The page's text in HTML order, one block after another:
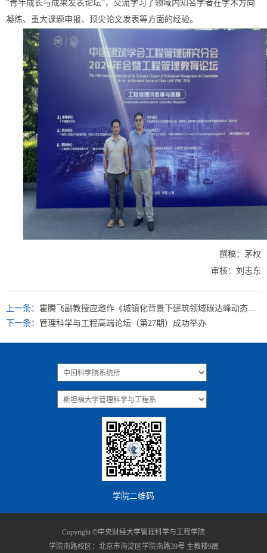
“青年成长与成果发表论坛”，交流学习了领域内知名学者在学术方向
凝练、重大课题申报、顶尖论文发表等方面的经验。
撰稿：茅权
审核：刘志东
上一条： 霍腾飞副教授应邀作《城镇化背景下建筑领域碳达峰动态情景模拟》主题报告
下一条： 管理科学与工程高端论坛（第27期）成功举办
学院二维码
Copyright ©中央财经大学管理科学与工程学院
学院南路校区：北京市海淀区学院南路39号 主教楼9层